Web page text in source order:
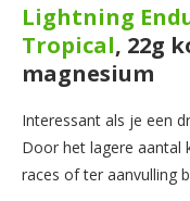
Lightning
Tropical, 22g
magnesium
Interessant als je een
Door het lagere aantal
races of ter aanvulling